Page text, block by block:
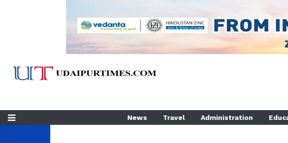
News Travel Administration